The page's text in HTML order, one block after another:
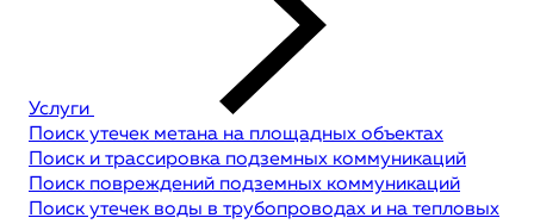
Услуги
Поиск утечек метана на площадных объектах
Поиск и трассировка подземных коммуникаций
Поиск повреждений подземных коммуникаций
Поиск утечек воды в трубопроводах и на тепловых